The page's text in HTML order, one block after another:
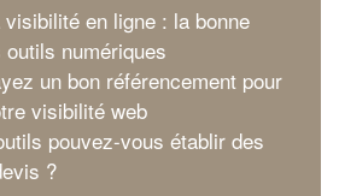
en ligne : la bonne
numériques
un bon référencement pour
visibilité web
pouvez-vous établir des
?